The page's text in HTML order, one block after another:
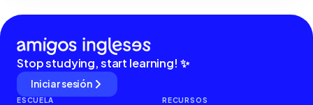
Stop studying, start learning! ✨
Iniciar sesión
ESCUELA RECURSOS